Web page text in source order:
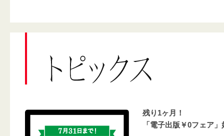
残り1ヶ月！
「電子出版￥0フェア